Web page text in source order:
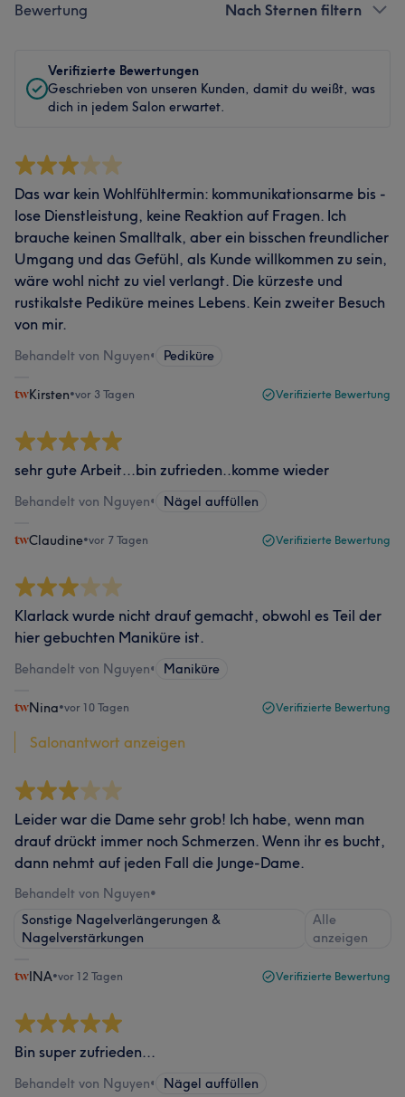
Bewertung Nach Sternen filtern
Verifizierte Bewertungen
Geschrieben von unseren Kunden, damit du weißt, was
dich in jedem Salon erwartet.
Das war kein Wohlfühltermin: kommunikationsarme bis -
lose Dienstleistung, keine Reaktion auf Fragen. Ich
brauche keinen Smalltalk, aber ein bisschen freundlicher
Umgang und das Gefühl, als Kunde willkommen zu sein,
wäre wohl nicht zu viel verlangt. Die kürzeste und
rustikalste Pediküre meines Lebens. Kein zweiter Besuch
von mir.
Behandelt von Nguyen• Pediküre
Kirsten•vor 3 Tagen Verifizierte Bewertung
sehr gute Arbeit...bin zufrieden..komme wieder
Behandelt von Nguyen• Nägel auffüllen
Claudine•vor 7 Tagen Verifizierte Bewertung
Klarlack wurde nicht drauf gemacht, obwohl es Teil der
hier gebuchten Maniküre ist.
Behandelt von Nguyen• Maniküre
Nina•vor 10 Tagen Verifizierte Bewertung
Salonantwort anzeigen
Leider war die Dame sehr grob! Ich habe, wenn man
drauf drückt immer noch Schmerzen. Wenn ihr es bucht,
dann nehmt auf jeden Fall die Junge-Dame.
Behandelt von Nguyen•
Sonstige Nagelverlängerungen &
Nagelverstärkungen
Alle
anzeigen
INA•vor 12 Tagen Verifizierte Bewertung
Bin super zufrieden...
Behandelt von Nguyen• Nägel auffüllen